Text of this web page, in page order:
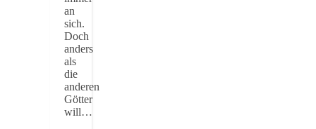
an
sich.
Doch
anders
als
die
anderen
Götter
will…